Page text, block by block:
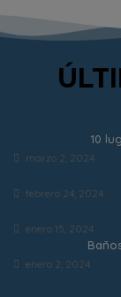
10
marzo 2, 2024
febrero 24, 2024
enero 15, 2024
enero 2, 2024